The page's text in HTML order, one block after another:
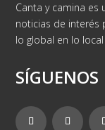
Canta y camina es
noticias de interés
lo global en lo
SÍGUENOS